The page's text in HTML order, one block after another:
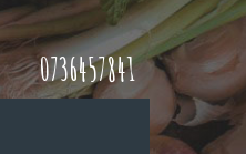
0736457841